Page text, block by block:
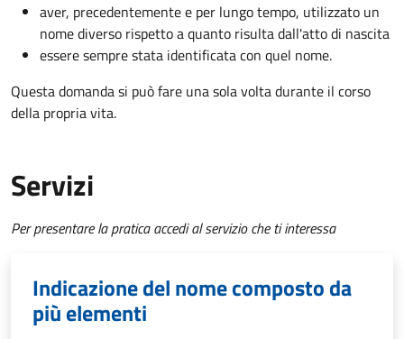
aver, precedentemente e per lungo tempo, utilizzato un
nome diverso rispetto a quanto risulta dall'atto di nascita
essere sempre stata identificata con quel nome.
Questa domanda si può fare una sola volta durante il corso
della propria vita.
Servizi
Per presentare la pratica accedi al servizio che ti interessa
Indicazione del nome composto da
più elementi